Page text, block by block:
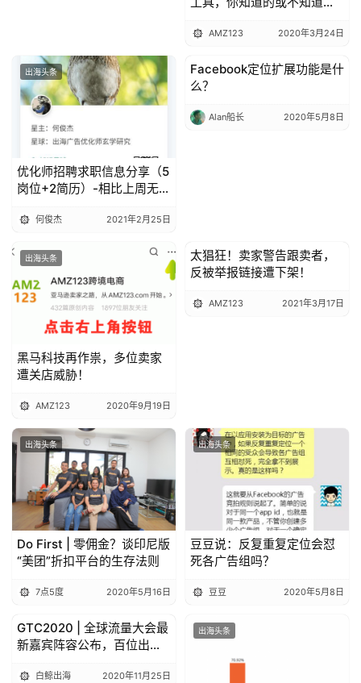
AMZ123 2020年3月24日
出海头条
优化师招聘求职信息分享（5
岗位+2简历）-相比上周无更
何俊杰 2021年2月25日
出海头条
Facebook定位扩展功能是什
么？
Alan船长 2020年5月8日
出海头条
黑马科技再作祟，多位卖家
遭关店威胁！
AMZ123 2020年9月19日
出海头条
太猖狂！卖家警告跟卖者，
反被举报链接遭下架！
AMZ123 2021年3月17日
出海头条
Do First | 零佣金？谈印尼版
“美团”折扣平台的生存法则
7点5度 2020年5月16日
出海头条
豆豆说：反复重复定位会怼
死各广告组吗？
豆豆 2020年5月8日
出海头条
GTC2020 | 全球流量大会最
新嘉宾阵容公布，百位出海
白鲸出海 2020年11月25日
出海头条